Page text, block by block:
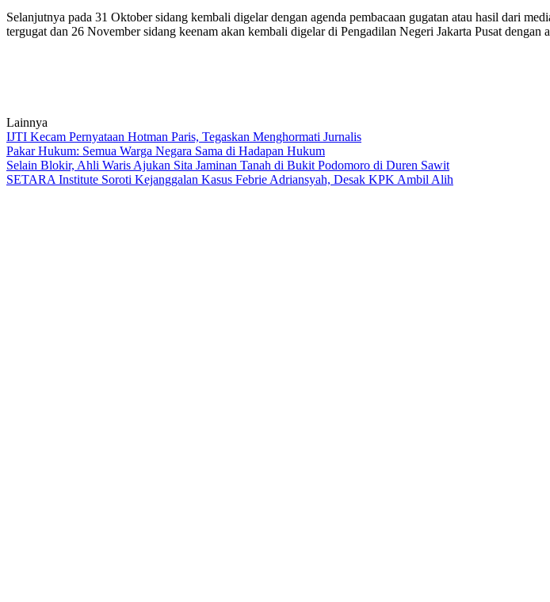
Selanjutnya pada 31 Oktober sidang kembali digelar dengan agenda pembacaan gugatan atau hasil dari
tergugat dan 26 November sidang keenam akan kembali digelar di Pengadilan Negeri Jakarta Pusat dengan
Lainnya
IJTI Kecam Pernyataan Hotman Paris, Tegaskan Menghormati Jurnalis
Pakar Hukum: Semua Warga Negara Sama di Hadapan Hukum
Selain Blokir, Ahli Waris Ajukan Sita Jaminan Tanah di Bukit Podomoro di Duren Sawit
SETARA Institute Soroti Kejanggalan Kasus Febrie Adriansyah, Desak KPK Ambil Alih